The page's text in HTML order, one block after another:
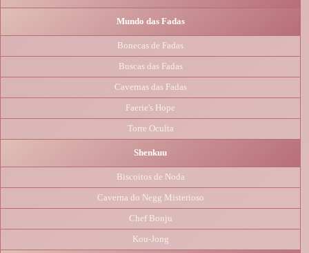
Mundo das Fadas
Bonecas de Fadas
Buscas das Fadas
Cavernas das Fadas
Faerie's Hope
Torre Oculta
Shenkuu
Biscoitos de Noda
Caverna do Negg Misterioso
Chef Bonju
Kou-Jong